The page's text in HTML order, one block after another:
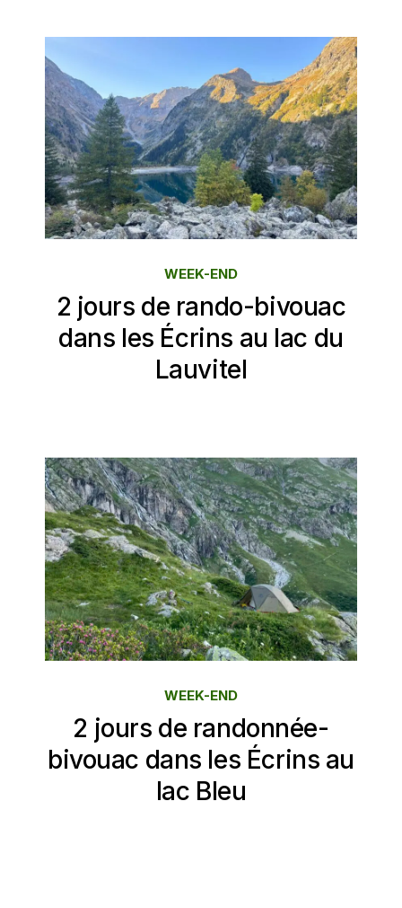
2 jours de rando-bivouac
dans les Écrins au lac du
Lauvitel
WEEK-END
2 jours de randonnée-
bivouac dans les Écrins au
lac Bleu
WEEK-END